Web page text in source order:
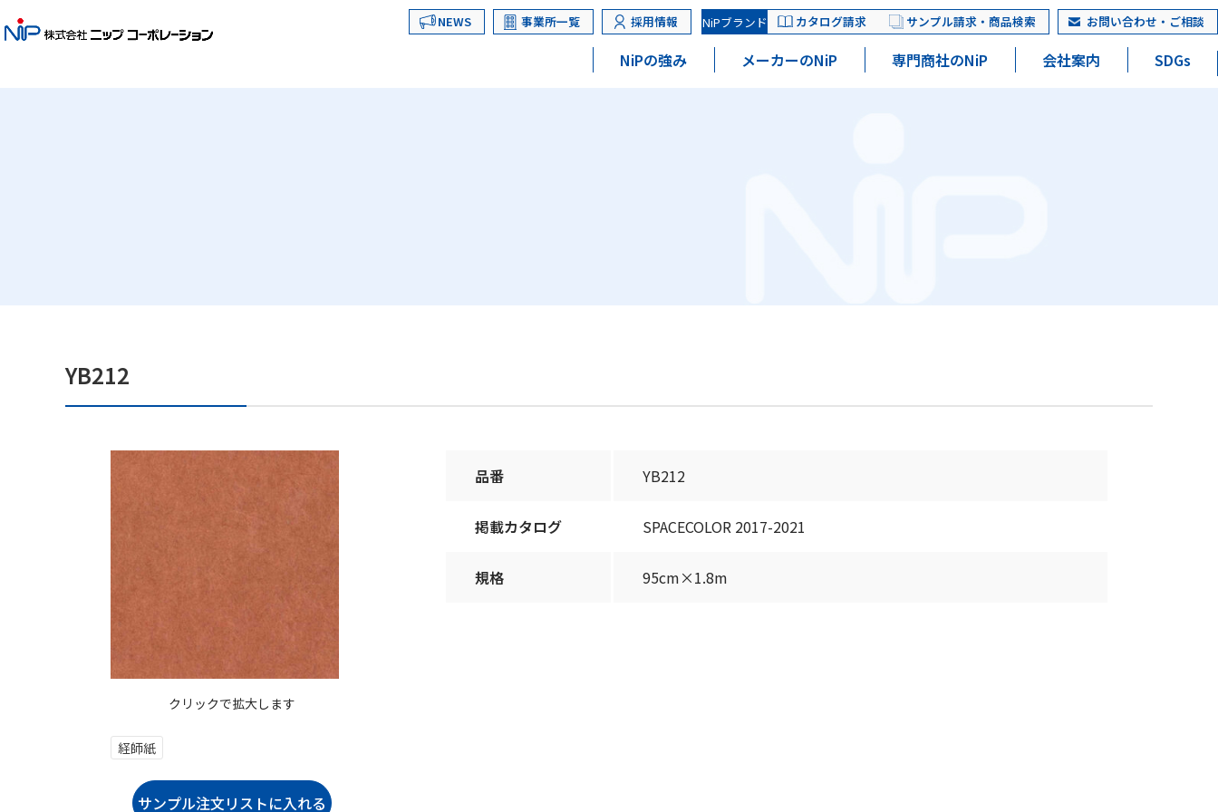
NEWS 事業所一覧 採用情報 NiPブランド カタログ請求 サンプル請求・商品検索 お問い合わせ・ご相談
NiPの強み メーカーのNiP 専門商社のNiP 会社案内 SDGs
YB212
クリックで拡大します
経師紙
品番 YB212
掲載カタログ SPACECOLOR 2017-2021
規格 95cm×1.8m